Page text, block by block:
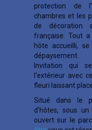
protection de
chambres et les
de décoration
française. Tout
hôte accueilli,
dépaysement.
Invitation qui
l'extérieur avec
fleuri laissant
Situé dans le
d'hôtes, sous
ouvert sur le